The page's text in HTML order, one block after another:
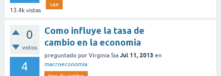
13.4k vistas
van
0
votos
4
Como influye la tasa de
cambio en la economia
preguntado por Virginia Sia Jul 11, 2013 en
macroeconomía